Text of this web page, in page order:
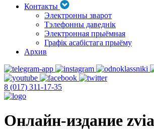
Контакты
Электронны зварот
Тэлефонны даведнік
Электронная прыёмная
Графік асабістага прыёму
Архив
8 (017) 311-17-35
Онлайн-издание